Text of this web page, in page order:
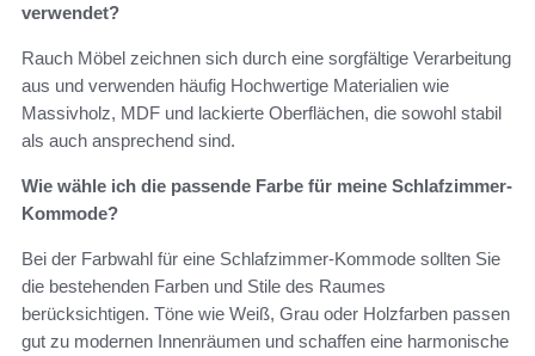
verwendet?
Rauch Möbel zeichnen sich durch eine sorgfältige Verarbeitung
aus und verwenden häufig Hochwertige Materialien wie
Massivholz, MDF und lackierte Oberflächen, die sowohl stabil
als auch ansprechend sind.
Wie wähle ich die passende Farbe für meine Schlafzimmer-
Kommode?
Bei der Farbwahl für eine Schlafzimmer-Kommode sollten Sie
die bestehenden Farben und Stile des Raumes
berücksichtigen. Töne wie Weiß, Grau oder Holzfarben passen
gut zu modernen Innenräumen und schaffen eine harmonische